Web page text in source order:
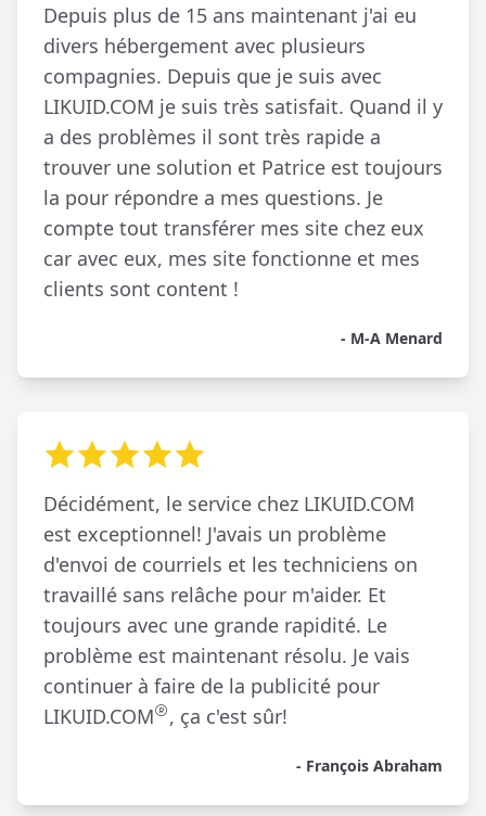
Depuis plus de 15 ans maintenant j'ai eu
divers hébergement avec plusieurs
compagnies. Depuis que je suis avec
LIKUID.COM je suis très satisfait. Quand il y
a des problèmes il sont très rapide a
trouver une solution et Patrice est toujours
la pour répondre a mes questions. Je
compte tout transférer mes site chez eux
car avec eux, mes site fonctionne et mes
clients sont content !
- M-A Menard
Décidément, le service chez LIKUID.COM
est exceptionnel! J'avais un problème
d'envoi de courriels et les techniciens on
travaillé sans relâche pour m'aider. Et
toujours avec une grande rapidité. Le
problème est maintenant résolu. Je vais
continuer à faire de la publicité pour
LIKUID.COM
, ça c'est sûr!
- François Abraham